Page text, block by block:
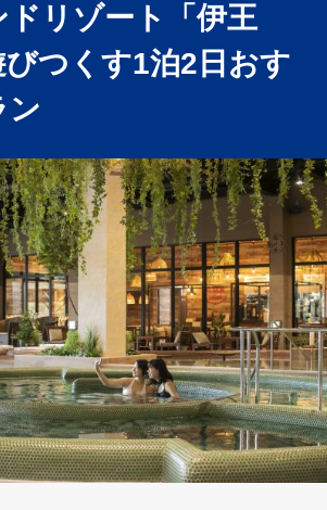
ドリゾート「伊王
つくす1泊2日おす
ン